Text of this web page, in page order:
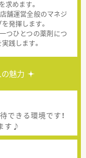
求めます。
舗運営全般のマネジ
発揮します。
つひとつの薬剤につ
践します。
魅力
できる環境です！
す♪